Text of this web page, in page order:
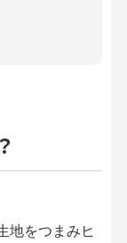
地をつまみヒ